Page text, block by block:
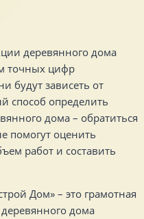
деревянного дома
точных цифр
будут зависеть от
способ определить
дома – обратиться
помогут оценить
работ и составить
Дом» – это грамотная
дома